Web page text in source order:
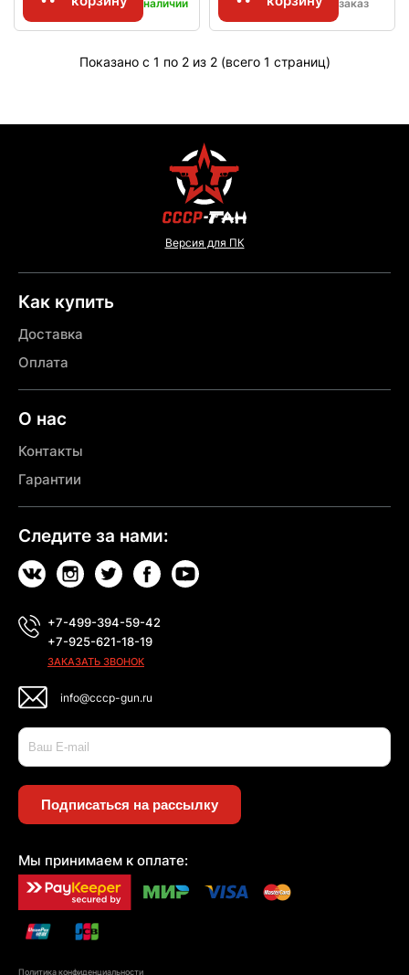
наличии
заказ
Показано с 1 по 2 из 2 (всего 1 страниц)
Версия для ПК
Как купить
Доставка
Оплата
О нас
Контакты
Гарантии
Следите за нами:
+7-499-394-59-42
+7-925-621-18-19
ЗАКАЗАТЬ ЗВОНОК
info@cccp-gun.ru
Подписаться на рассылку
Мы принимаем к оплате:
Политика конфиденциальности